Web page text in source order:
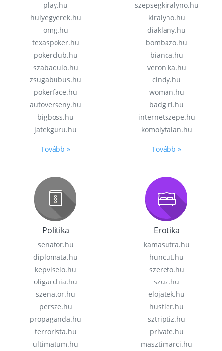
play.hu
hulyegyerek.hu
omg.hu
texaspoker.hu
pokerclub.hu
szabadulo.hu
zsugabubus.hu
pokerface.hu
autoverseny.hu
bigboss.hu
jatekguru.hu
Tovább »
szepsegkiralyno.hu
kiralyno.hu
diaklany.hu
bombazo.hu
bianca.hu
veronika.hu
cindy.hu
woman.hu
badgirl.hu
internetszepe.hu
komolytalan.hu
Tovább »
Politika
senator.hu
diplomata.hu
kepviselo.hu
oligarchia.hu
szenator.hu
persze.hu
propaganda.hu
terrorista.hu
ultimatum.hu
Erotika
kamasutra.hu
huncut.hu
szereto.hu
szuz.hu
elojatek.hu
hustler.hu
sztriptiz.hu
private.hu
masztimarci.hu